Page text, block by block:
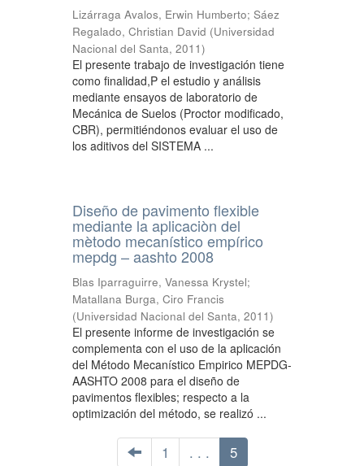
Lizárraga Avalos, Erwin Humberto; Sáez
Regalado, Christian David (Universidad
Nacional del Santa, 2011)
El presente trabajo de investigación tiene
como finalidad,P el estudio y análisis
mediante ensayos de laboratorio de
Mecánica de Suelos (Proctor modificado,
CBR), permitiéndonos evaluar el uso de
los aditivos del SISTEMA ...
Diseño de pavimento flexible
mediante la aplicaciòn del
mètodo mecanístico empírico
mepdg – aashto 2008
Blas Iparraguirre, Vanessa Krystel;
Matallana Burga, Ciro Francis
(Universidad Nacional del Santa, 2011)
El presente informe de investigación se
complementa con el uso de la aplicación
del Método Mecanístico Empirico MEPDG-
AASHTO 2008 para el diseño de
pavimentos flexibles; respecto a la
optimización del método, se realizó ...
1 . . . 5